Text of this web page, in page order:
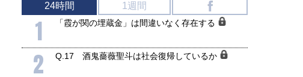
24時間 1週間
1 「霞が関の埋蔵金」は間違いなく存在する
2 Q.17 酒鬼薔薇聖斗は社会復帰しているか